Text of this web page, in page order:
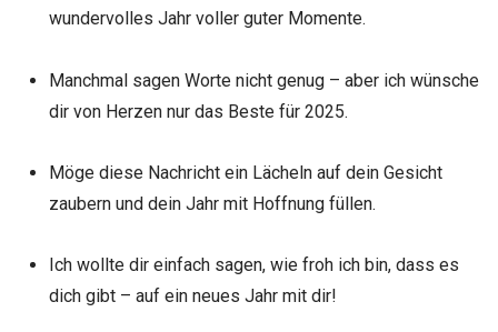
wundervolles Jahr voller guter Momente.
Manchmal sagen Worte nicht genug – aber ich wünsche
dir von Herzen nur das Beste für 2025.
Möge diese Nachricht ein Lächeln auf dein Gesicht
zaubern und dein Jahr mit Hoffnung füllen.
Ich wollte dir einfach sagen, wie froh ich bin, dass es
dich gibt – auf ein neues Jahr mit dir!